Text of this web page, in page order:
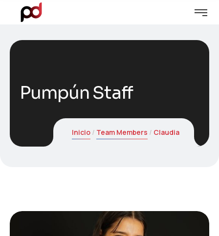
Pumpún Staff
Inicio Team Members Claudia